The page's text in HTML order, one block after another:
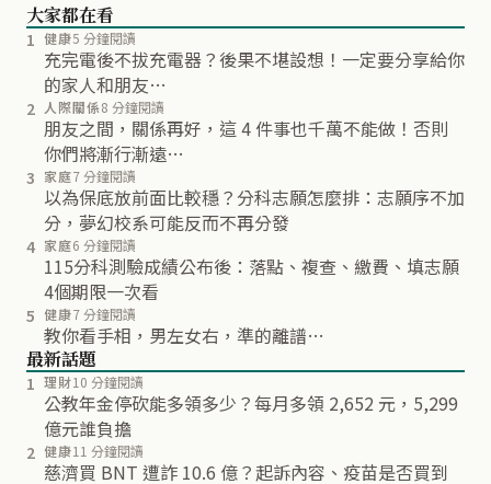
大家都在看
1 健康5 分鐘閱讀
充完電後不拔充電器？後果不堪設想！一定要分享給你
的家人和朋友…
2 人際關係8 分鐘閱讀
朋友之間，關係再好，這 4 件事也千萬不能做！否則
你們將漸行漸遠…
3 家庭7 分鐘閱讀
以為保底放前面比較穩？分科志願怎麼排：志願序不加
分，夢幻校系可能反而不再分發
4 家庭6 分鐘閱讀
115分科測驗成績公布後：落點、複查、繳費、填志願
4個期限一次看
5 健康7 分鐘閱讀
教你看手相，男左女右，準的離譜…
最新話題
1 理財10 分鐘閱讀
公教年金停砍能多領多少？每月多領 2,652 元，5,299
億元誰負擔
2 健康11 分鐘閱讀
慈濟買 BNT 遭詐 10.6 億？起訴內容、疫苗是否買到